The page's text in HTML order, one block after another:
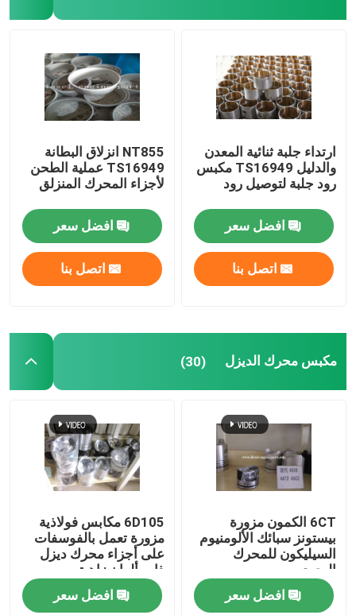
ارتداء جلبة ثنائية المعدن
والدليل TS16949 مكبس
رود جلبة لتوصيل رود
افضل سعر
اتصل بنا
NT855 انزلاق البطانة
TS16949 عملية الطحن
لأجزاء المحرك المنزلق
افضل سعر
اتصل بنا
مكبس محرك الديزل (30)
6CT الكمون مزورة
بيستونز سبائك الألومنيوم
السيليكون للمحرك
البحري
افضل سعر
6D105 مكابس فولاذية
مزورة تعمل بالفوسفات
على أجزاء محرك ديزل
ذات ألوان زاهية
افضل سعر